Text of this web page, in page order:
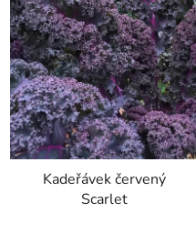
Kadeřávek červený
Scarlet